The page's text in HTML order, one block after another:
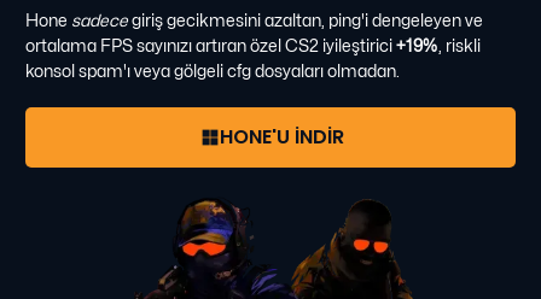
Hone sadecegiriş gecikmesini azaltan, ping'i dengeleyen ve
ortalama FPS sayınızı artıran özel CS2 iyileştirici+19% , riskli
konsol spam'ı veya gölgeli cfg dosyaları olmadan.
HONE'U İNDİR